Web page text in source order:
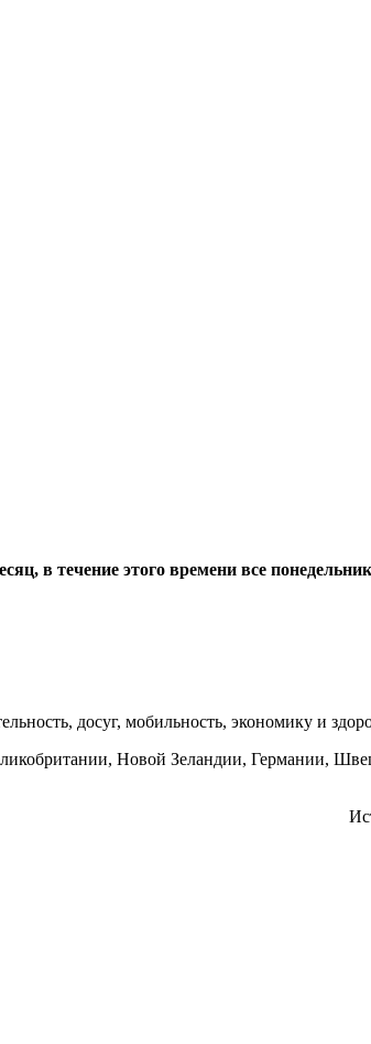
в течение этого времени все
досуг, мобильность, экономику и
Новой Зеландии, Германии,